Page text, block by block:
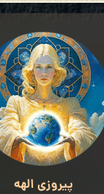
پیروزی الهه